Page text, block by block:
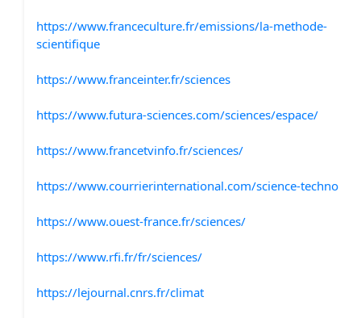
https://www.franceculture.fr/emissions/la-methode-
scientifique
https://www.franceinter.fr/sciences
https://www.futura-sciences.com/sciences/espace/
https://www.francetvinfo.fr/sciences/
https://www.courrierinternational.com/science-techno
https://www.ouest-france.fr/sciences/
https://www.rfi.fr/fr/sciences/
https://lejournal.cnrs.fr/climat